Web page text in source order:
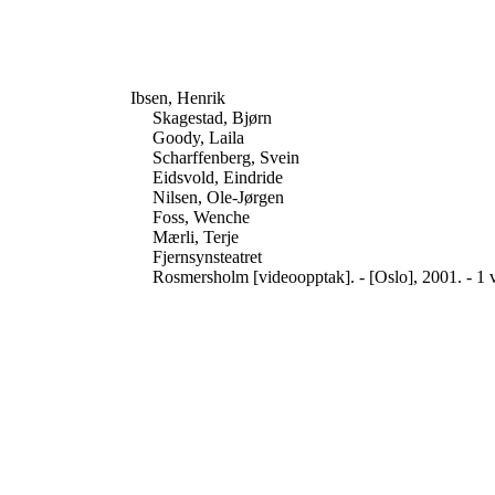
Ibsen, Henrik
Skagestad, Bjørn
Goody, Laila
Scharffenberg, Svein
Eidsvold, Eindride
Nilsen, Ole-Jørgen
Foss, Wenche
Mærli, Terje
Fjernsynsteatret
Rosmersholm [videoopptak]. - [Oslo], 2001. - 1